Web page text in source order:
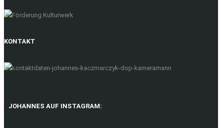
KONTAKT
JOHANNES AUF INSTAGRAM: